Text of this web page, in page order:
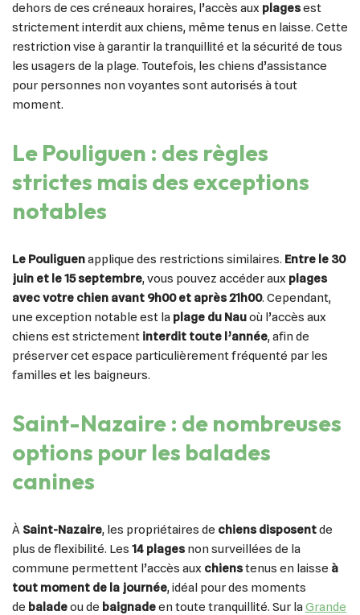
dehors de ces créneaux horaires, l’accès aux plagesest
strictement interdit aux chiens, même tenus en laisse. Cette
restriction vise à garantir la tranquillité et la sécurité de tous
les usagers de la plage. Toutefois, les chiens d’assistance
pour personnes non voyantes sont autorisés à tout
moment.
Le Pouliguen : des règles
strictes mais des exceptions
notables
Le Pouliguenapplique des restrictions similaires. Entre le 30
juin et le 15 septembre, vous pouvez accéder aux plages
avec votre chien avant 9h00 et après 21h00. Cependant,
une exception notable est la plage du Nauoù l’accès aux
chiens est strictement interdit toute l’année, afin de
préserver cet espace particulièrement fréquenté par les
familles et les baigneurs.
Saint-Nazaire : de nombreuses
options pour les balades
canines
À Saint-Nazaire, les propriétaires de chiens disposentde
plus de flexibilité. Les 14 plages non surveillées de la
commune permettent l’accès aux chienstenus en laisse à
tout moment de la journée, idéal pour des moments
de baladeou de baignadeen toute tranquillité. Sur laGrande